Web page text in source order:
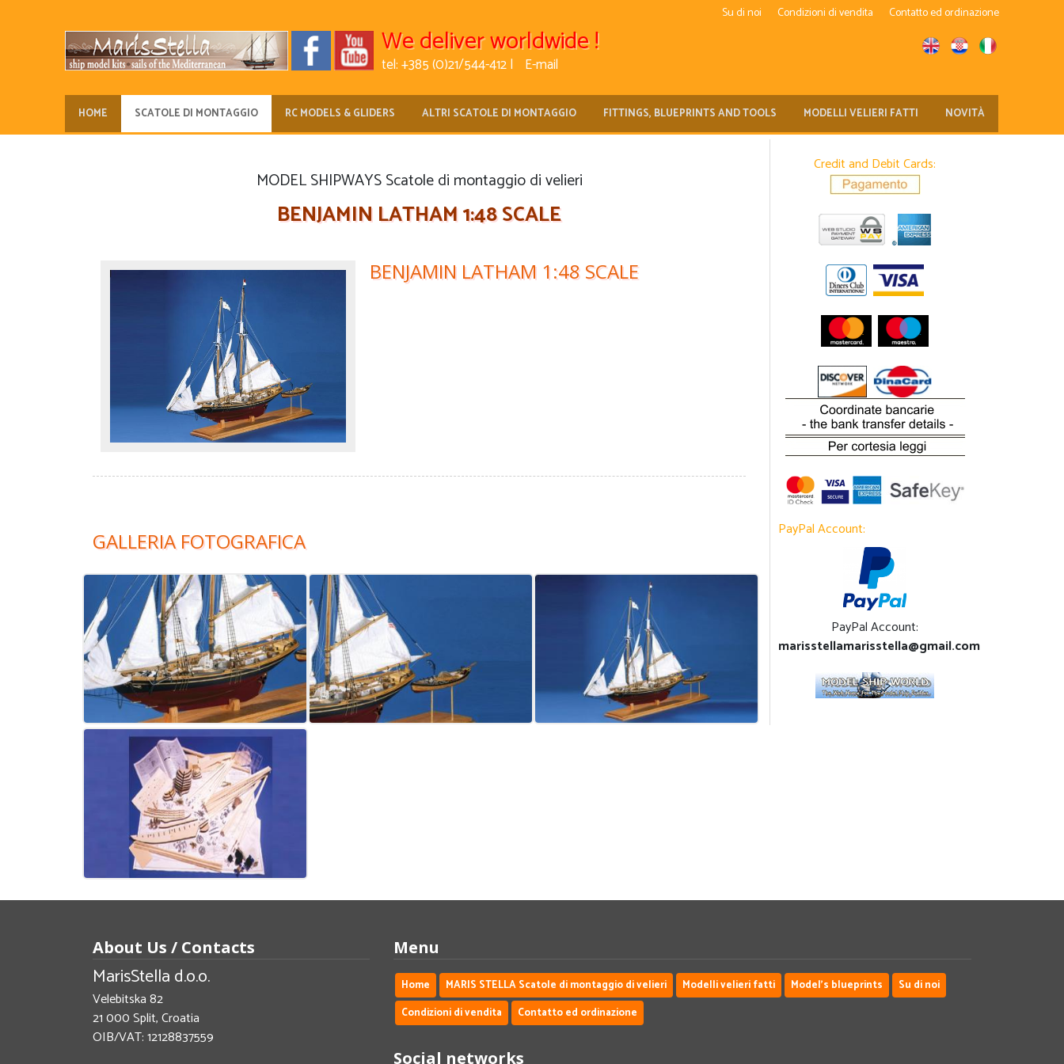
Su di noi Condizioni di vendita Contatto ed ordinazione
We deliver worldwide !
tel: +385 (0)21/544-412 | E-mail
HOME SCATOLE DI MONTAGGIO RC MODELS & GLIDERS ALTRI SCATOLE DI MONTAGGIO FITTINGS, BLUEPRINTS AND TOOLS MODELLI VELIERI FATTI NOVITÀ
MODEL SHIPWAYS Scatole di montaggio di velieri
BENJAMIN LATHAM 1:48 SCALE
BENJAMIN LATHAM 1:48 SCALE
GALLERIA FOTOGRAFICA
Credit and Debit Cards:
PayPal Account:
PayPal Account:
marisstellamarisstella@gmail.com
About Us / Contacts
MarisStella d.o.o.
Velebitska 82
21 000 Split, Croatia
OIB/VAT: 12128837559
Menu
Home MARIS STELLA Scatole di montaggio di velieri Modelli velieri fatti Model's blueprints
Su di noi
Condizioni di vendita
Contatto ed ordinazione
Social networks